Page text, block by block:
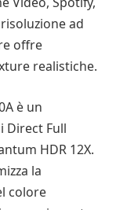
ad
offre
realistiche.
è un
Direct Full
HDR 12X.
la
colore